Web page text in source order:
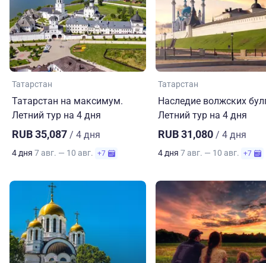
Татарстан
Татарстан на максимум.
Летний тур на 4 дня
RUB 35,087 / 4 дня
4 дня 7 авг. — 10 авг. +7
Татарстан
Наследие волжских
Летний тур на 4 дня
RUB 31,080 / 4 дня
4 дня 7 авг. — 10 авг. +7